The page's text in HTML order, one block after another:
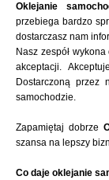
Oklejanie
przebiega bardzo
dostarczasz nam
Nasz zespół
akceptacji.
Dostarczoną przez
samochodzie.
Zapamiętaj dobrze
szansa na lepszy
Co daje oklejanie